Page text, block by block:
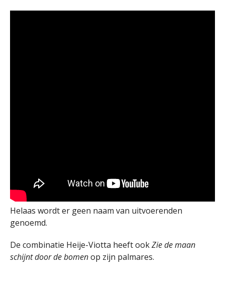
Helaas wordt er geen naam van uitvoerenden
genoemd.
De combinatie Heije-Viotta heeft ookZie de maan
schijnt door de bomenop zijn palmares.